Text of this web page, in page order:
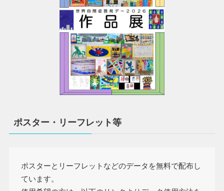
ポスター・リーフレット等
ポスターとリーフレットなどのデータを無料で配布し
ています。